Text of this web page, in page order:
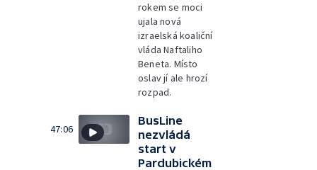
rokem se moci
ujala nová
izraelská koaliční
vláda Naftaliho
Beneta. Místo
oslav jí ale hrozí
rozpad.
47:06
BusLine
nezvládá
start v
Pardubickém